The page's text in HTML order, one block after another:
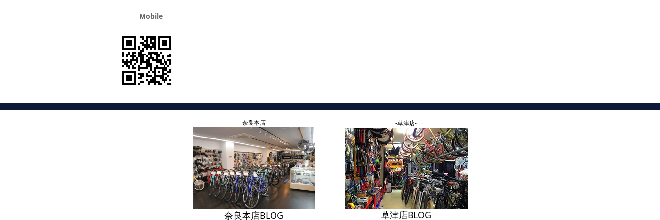
Mobile
-奈良本店-
奈良本店BLOG
-草津店-
草津店BLOG